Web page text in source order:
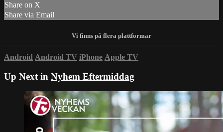
Share on X
Share via Email
Android Android TV iPhone Apple TV
Up Next in Nyhem Eftermiddag